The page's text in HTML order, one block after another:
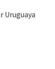
Uruguaya